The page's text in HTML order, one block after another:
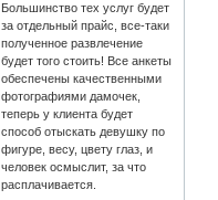
Большинство тех услуг будет
за отдельный прайс, все-таки
полученное развлечение
будет того стоить! Все анкеты
обеспечены качественными
фотографиями дамочек,
теперь у клиента будет
способ отыскать девушку по
фигуре, весу, цвету глаз, и
человек осмыслит, за что
расплачивается.